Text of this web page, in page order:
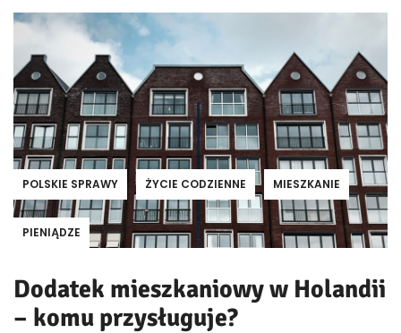
POLSKIE SPRAWY ŻYCIE CODZIENNE MIESZKANIE
PIENIĄDZE
Dodatek mieszkaniowy w Holandii
– komu przysługuje?